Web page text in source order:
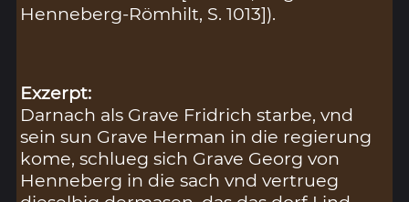
Henneberg-Römhilt, S. 1013]).
Exzerpt:
Darnach als Grave Fridrich starbe, vnd
sein sun Grave Herman in die regierung
kome, schlueg sich Grave Georg von
Henneberg in die sach vnd vertrueg